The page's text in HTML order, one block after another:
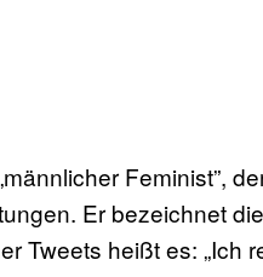
Feminist”,
Er bezeichnet
Tweets heißt es: „Ich